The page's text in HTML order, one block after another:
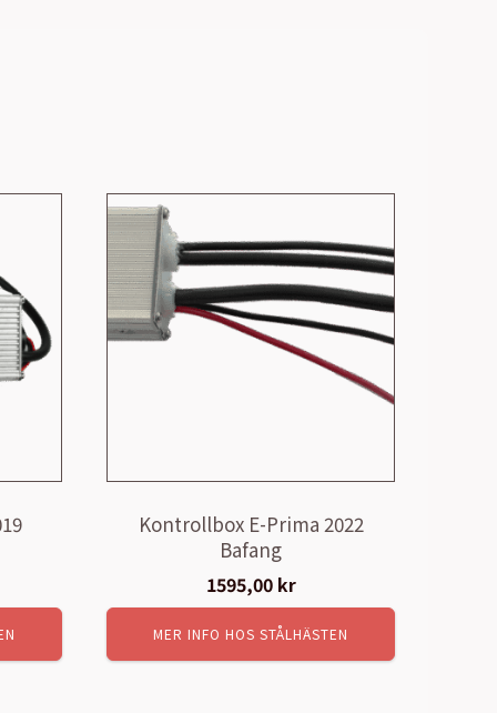
Kontrollbox E-Prima 2022
Bafang
1595,00 kr
MER INFO HOS STÅLHÄSTEN